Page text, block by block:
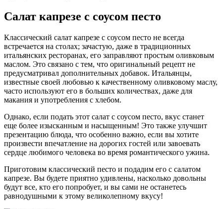
Салат капрезе с соусом песто
Классический салат капрезе с соусом песто не всегда
встречается на столах; зачастую, даже в традиционных
итальянских ресторанах, его заправляют простым оливковым
маслом. Это связано с тем, что оригинальный рецепт не
предусматривал дополнительных добавок. Итальянцы,
известные своей любовью к качественному оливковому маслу,
часто используют его в больших количествах, даже для
макания и употребления с хлебом.
Однако, если подать этот салат с соусом песто, вкус станет
еще более изысканным и насыщенным! Это также улучшит
презентацию блюда, что особенно важно, если вы хотите
произвести впечатление на дорогих гостей или завоевать
сердце любимого человека во время романтического ужина.
Приготовим классический песто и подадим его с салатом
капрезе. Вы будете приятно удивлены, насколько довольны
будут все, кто его попробует, и вы сами не останетесь
равнодушными к этому великолепному вкусу!